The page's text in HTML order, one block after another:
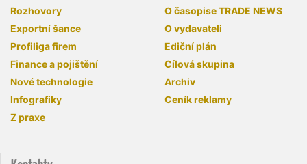
Rozhovory
Exportní šance
Profiliga firem
Finance a pojištění
Nové technologie
Infografiky
Z praxe
O časopise TRADE NEWS
O vydavateli
Ediční plán
Cílová skupina
Archiv
Ceník reklamy